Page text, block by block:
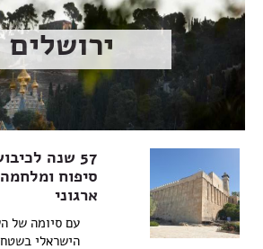
ירושלים
57 שנה
סיפוח
ארגוני